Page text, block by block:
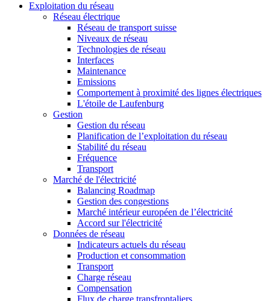
Exploitation du réseau
Réseau électrique
Réseau de transport suisse
Niveaux de réseau
Technologies de réseau
Interfaces
Maintenance
Emissions
Comportement à proximité des lignes électriques
L'étoile de Laufenburg
Gestion
Gestion du réseau
Planification de l’exploitation du réseau
Stabilité du réseau
Fréquence
Transport
Marché de l'électricité
Balancing Roadmap
Gestion des congestions
Marché intérieur européen de l’électricité
Accord sur l'électricité
Données de réseau
Indicateurs actuels du réseau
Production et consommation
Transport
Charge réseau
Compensation